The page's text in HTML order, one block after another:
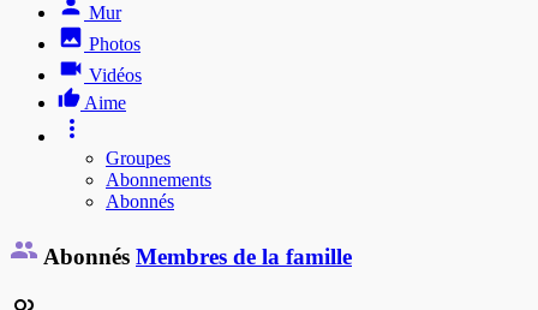
Mur
Photos
Vidéos
Aime
Groupes
Abonnements
Abonnés
Abonnés Membres de la famille